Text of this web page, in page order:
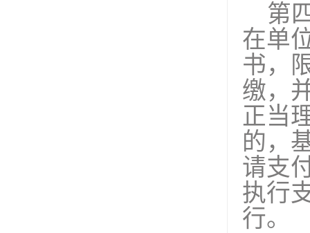
第
在单
书，
缴，
正当
的，
请支
执行
行。